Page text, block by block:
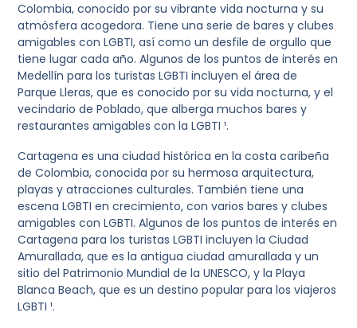
Colombia, conocido por su vibrante vida nocturna y su
atmósfera acogedora. Tiene una serie de bares y clubes
amigables con LGBTI, así como un desfile de orgullo que
tiene lugar cada año. Algunos de los puntos de interés en
Medellín para los turistas LGBTI incluyen el área de
Parque Lleras, que es conocido por su vida nocturna, y el
vecindario de Poblado, que alberga muchos bares y
restaurantes amigables con la LGBTI ¹.
Cartagena es una ciudad histórica en la costa caribeña
de Colombia, conocida por su hermosa arquitectura,
playas y atracciones culturales. También tiene una
escena LGBTI en crecimiento, con varios bares y clubes
amigables con LGBTI. Algunos de los puntos de interés en
Cartagena para los turistas LGBTI incluyen la Ciudad
Amurallada, que es la antigua ciudad amurallada y un
sitio del Patrimonio Mundial de la UNESCO, y la Playa
Blanca Beach, que es un destino popular para los viajeros
LGBTI ¹.